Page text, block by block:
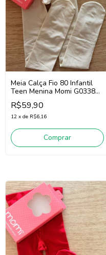
Meia Calça Fio 80 Infantil
Teen Menina Momi G0338
(Off White)
R$59,90
12 x de R$6,16
Comprar